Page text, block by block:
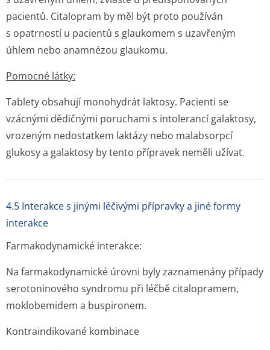
pacientů. Citalopram by měl být proto používán
s opatrností u pacientů s glaukomem s uzavřeným
úhlem nebo anamnézou glaukomu.
Pomocné látky:
Tablety obsahují monohydrát laktosy. Pacienti se
vzácnými dědičnými poruchami s intolerancí galaktosy,
vrozeným nedostatkem laktázy nebo malabsorpcí
glukosy a galaktosy by tento přípravek neměli užívat.
4.5 Interakce s jinými léčivými přípravky a jiné formy
interakce
Farmakodynamické interakce:
Na farmakodynamické úrovni byly zaznamenány případy
serotoninového syndromu při léčbě citalopramem,
moklobemidem a buspironem.
Kontraindikované kombinace